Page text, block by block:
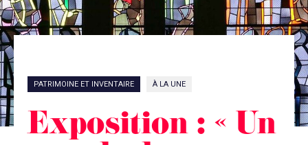
PATRIMOINE ET INVENTAIRE À LA UNE
Exposition : « Un